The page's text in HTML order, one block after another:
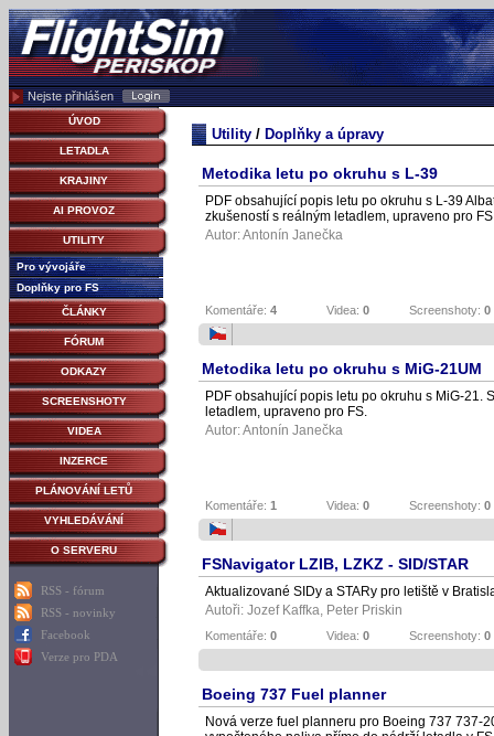
Nejste přihlášen
ÚVOD
LETADLA
KRAJINY
AI PROVOZ
UTILITY
Pro vývojáře
Doplňky pro FS
ČLÁNKY
FÓRUM
ODKAZY
SCREENSHOTY
VIDEA
INZERCE
PLÁNOVÁNÍ LETŮ
VYHLEDÁVÁNÍ
O SERVERU
RSS - fórum
RSS - novinky
Facebook
Verze pro PDA
Utility/ Doplňky a úpravy
Metodika letu po okruhu s L-39
PDF obsahující popis letu po okruhu s L-39
zkušeností s reálným letadlem, upraveno pro
Autor:Antonín Janečka
Komentáře: 4 Videa: 0 Screenshoty: 0
Metodika letu po okruhu s MiG-21UM
PDF obsahující popis letu po okruhu s MiG-21.
letadlem, upraveno pro FS.
Autor:Antonín Janečka
Komentáře: 1 Videa: 0 Screenshoty: 0
FSNavigator LZIB, LZKZ - SID/STAR
Aktualizované SIDy a STARy pro letiště v
Autoři: Jozef Kaffka, Peter Priskin
Komentáře: 0 Videa: 0 Screenshoty: 0
Boeing 737 Fuel planner
Nová verze fuel planneru pro Boeing 737 737-